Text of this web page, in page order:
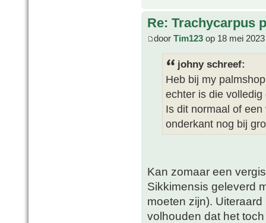
Re: Trachycarpus
door Tim123 op 18 mei
johny schreef:
Heb bij my
echter is die
Is dit normaal of
onderkant nog bij
Kan zomaar een
Sikkimensis geleverd
moeten zijn).
volhouden dat het